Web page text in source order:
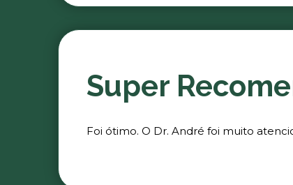
Super
Foi ótimo. O Dr. André foi muito